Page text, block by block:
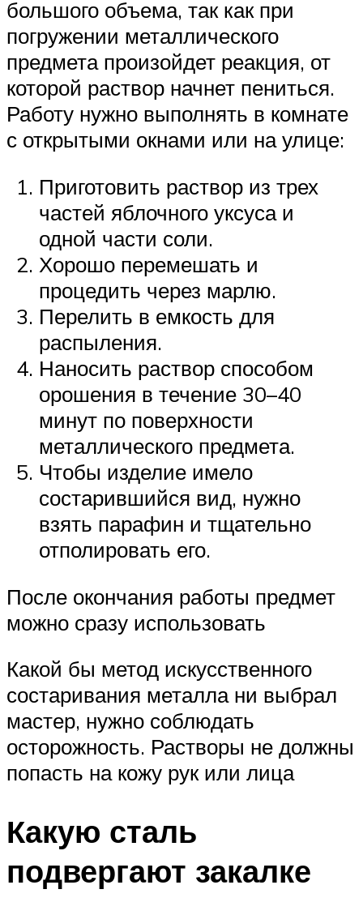
большого объема, так как при
погружении металлического
предмета произойдет реакция, от
которой раствор начнет пениться.
Работу нужно выполнять в комнате
с открытыми окнами или на улице:
Приготовить раствор из трех
частей яблочного уксуса и
одной части соли.
Хорошо перемешать и
процедить через марлю.
Перелить в емкость для
распыления.
Наносить раствор способом
орошения в течение 30–40
минут по поверхности
металлического предмета.
Чтобы изделие имело
состарившийся вид, нужно
взять парафин и тщательно
отполировать его.
После окончания работы предмет
можно сразу использовать
Какой бы метод искусственного
состаривания металла ни выбрал
мастер, нужно соблюдать
осторожность. Растворы не должны
попасть на кожу рук или лица
Какую сталь
подвергают закалке